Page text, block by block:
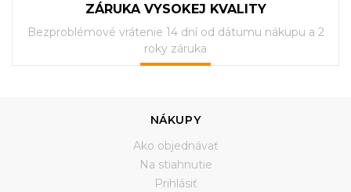
ZÁRUKA VYSOKEJ KVALITY
Bezproblémové vrátenie 14 dní od dátumu nákupu a 2
roky záruka
NÁKUPY
Ako objednávať
Na stiahnutie
Prihlásiť